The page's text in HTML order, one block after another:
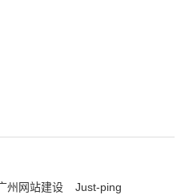
州网站建设
Just-ping